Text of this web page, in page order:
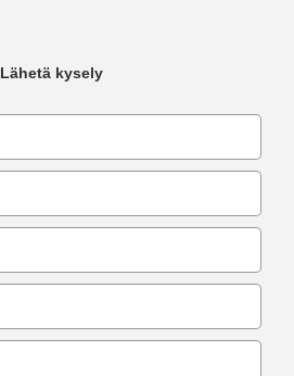
Lähetä kysely